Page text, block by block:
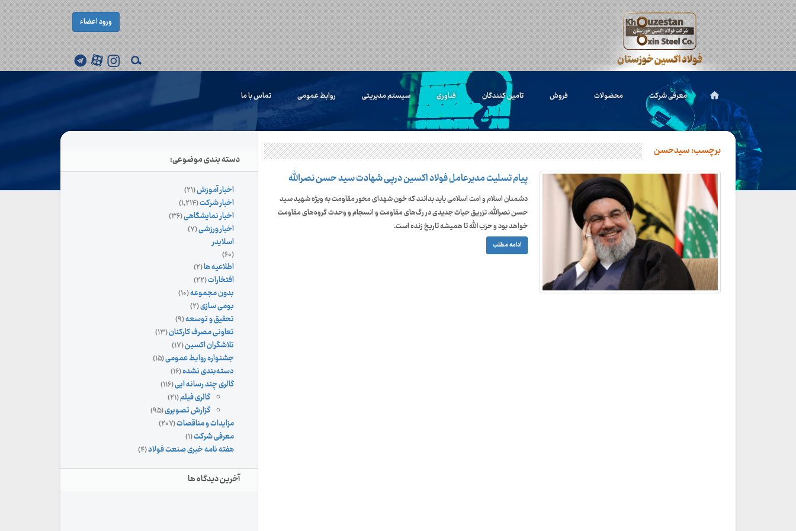
ورود اعضاء
معرفی شرکت محصولات فروش تامین کنندگان فناوری سیستم مدیریتی روابط عمومی تماس با ما
برچسب:سیدحسن
پیام تسلیت مدیرعامل فولاد اکسین درپی شهادت سید حسن نصرالله
دشمنان اسلام و امت اسلامی باید بدانند که خون شهدای محور مقاومت به ویژه شهید سید
حسن نصرالله، تزریق حیات جدیدی در رگ‌های مقاومت و انسجام و وحدت گروه‌های مقاومت
خواهد بود و حزب الله تا همیشه تاریخ زنده است.
ادامه مطلب
دسته بندی موضوعی:
اخبار آموزش(۲۱)
اخبار شرکت(۱,۲۱۴)
اخبار نمایشگاهی(۳۶)
اخبار ورزشی(۷)
اسلایدر
(۶۰)
اطلاعیه ها(۲)
افتخارات(۲۲)
بدون مجموعه(۱۰)
بومی سازی(۲)
تحقیق و توسعه(۹)
تعاونی مصرف کارکنان(۱۳)
تلاشگران اکسین(۱۷)
جشنواره روابط عمومی(۱۵)
دسته‌بندی نشده(۱۶)
گالری چند رسانه ایی(۱۱۶)
گالری فیلم(۲۱)
گزارش تصویری(۹۵)
مزایدات و مناقصات(۲۰۷)
معرفی شرکت(۱)
هفته نامه خبری صنعت فولاد(۴)
آخرین دیدگاه ها